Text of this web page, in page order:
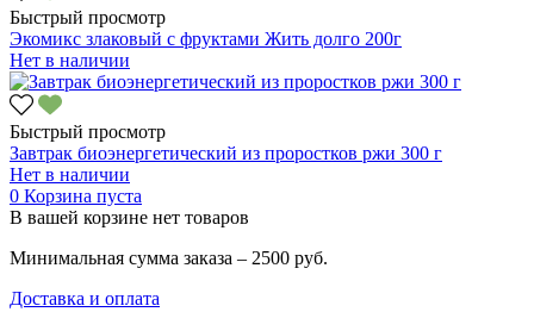
Быстрый просмотр
Экомикс злаковый с фруктами Жить долго 200г
Нет в наличии
Быстрый просмотр
Завтрак биоэнергетический из проростков ржи 300 г
Нет в наличии
0 Корзина пуста
В вашей корзине нет товаров
Минимальная сумма заказа – 2500 руб.
Доставка и оплата